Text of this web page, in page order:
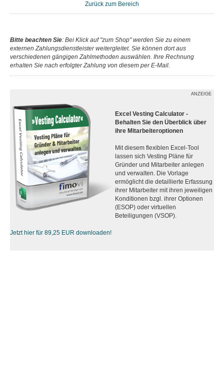
Zurück zum Bereich
Bitte beachten Sie: Bei Klick auf "zum Shop" werden Sie zu einem
externen Zahlungsdienstleister weitergleitet. Sie können dort aus
verschiedenen gängigen Zahlmethoden auswählen. Ihre Rechnung
erhalten Sie nach erfolgter Zahlung von diesem per E-Mail.
ANZEIGE
Excel Vesting Calculator -
Behalten Sie den Überblick über
ihre Mitarbeiteroptionen
Mit diesem flexiblen Excel-Tool
lassen sich Vesting Pläne für
Gründer und Mitarbeiter anlegen
und verwalten. Die Vorlage
ermöglicht die detaillierte Erfassung
ihrer Mitarbeiter mit ihren jeweiligen
Konditionen bzgl. ihrer Optionen
(ESOP) oder virtuellen
Beteiligungen (VSOP).
Jetzt hier für 89,25 EUR downloaden!